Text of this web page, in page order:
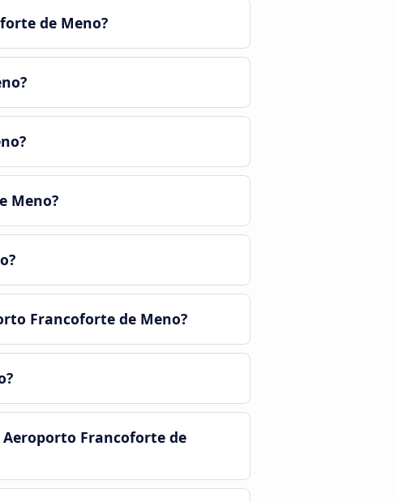
de Meno?
Meno?
Francoforte de Meno?
Francoforte de